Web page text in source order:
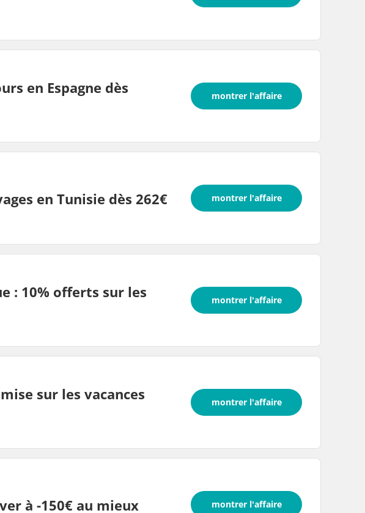
en Espagne dès
montrer l'affaire
en Tunisie dès 262€ montrer l'affaire
: 10% offerts sur les
montrer l'affaire
sur les vacances
montrer l'affaire
à -150€ au mieux montrer l'affaire